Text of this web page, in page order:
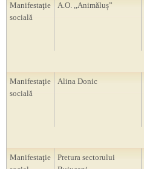
Manifestaţie
socială
A.O. ,,Animăluș”
Manifestaţie
socială
Alina Donic
Manifestaţie
Pretura sectorului